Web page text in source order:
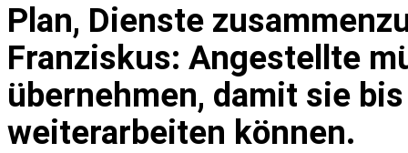
Plan, Dienste
Franziskus: Angestellte
übernehmen, damit sie
weiterarbeiten können.